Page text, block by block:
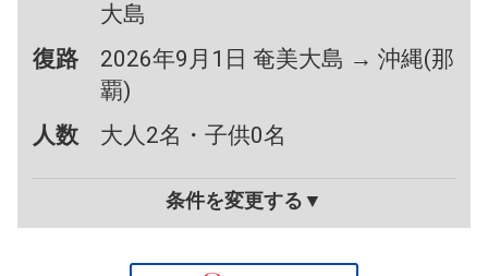
大島
復路
2026年9月1日 奄美大島 → 沖縄(那
覇)
人数
大人2名・子供0名
条件を変更する▼